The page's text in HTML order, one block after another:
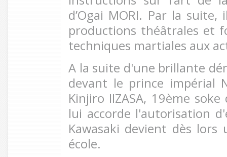
d’Ogai MORI. Par la
productions théâtrales et
techniques martiales aux
A la suite d'une brillante
devant le prince impérial
Kinjiro IIZASA, 19ème
lui accorde l'autorisation
Kawasaki devient dès
école.